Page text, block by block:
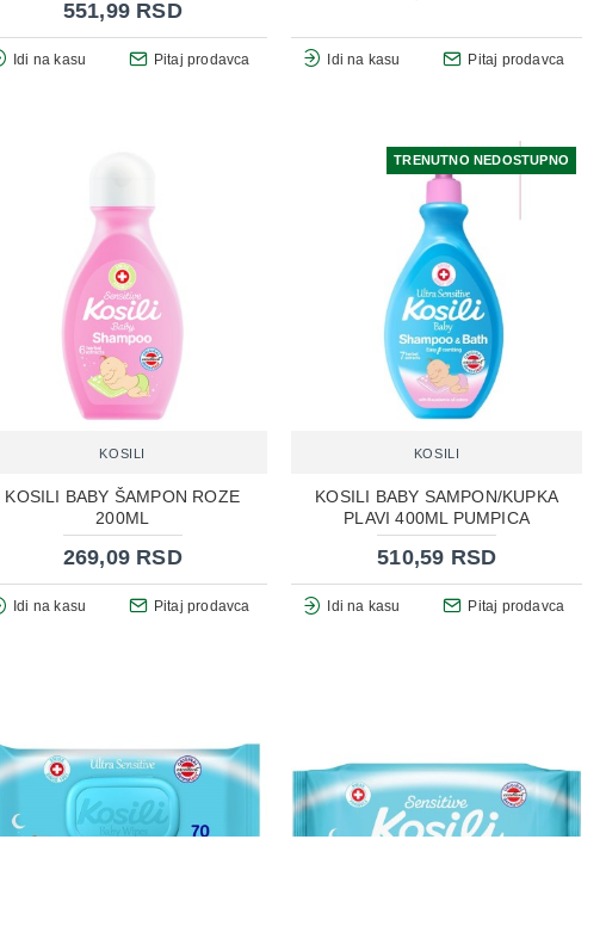
551,99 RSD
Idi na kasu Pitaj prodavca Idi na kasu Pitaj prodavca
KOSILI
KOSILI BABY ŠAMPON ROZE
200ML
269,09 RSD
Idi na kasu Pitaj prodavca
TRENUTNO NEDOSTUPNO
KOSILI
KOSILI BABY SAMPON/KUPKA
PLAVI 400ML PUMPICA
510,59 RSD
Idi na kasu Pitaj prodavca